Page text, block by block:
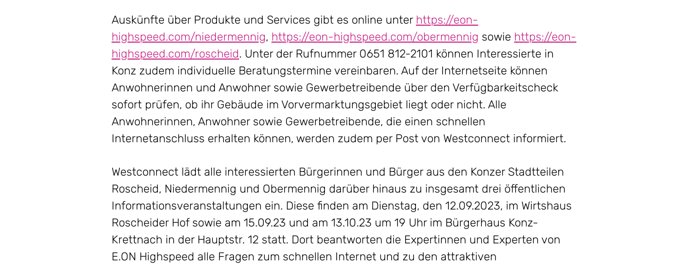
Auskünfte über Produkte und Services gibt es online unter https://eon-
highspeed.com/niedermennig, https://eon-highspeed.com/obermennig sowie https://eon-
highspeed.com/roscheid. Unter der Rufnummer 0651 812-2101 können Interessierte in
Konz zudem individuelle Beratungstermine vereinbaren. Auf der Internetseite können
Anwohnerinnen und Anwohner sowie Gewerbetreibende über den Verfügbarkeitscheck
sofort prüfen, ob ihr Gebäude im Vorvermarktungsgebiet liegt oder nicht. Alle
Anwohnerinnen, Anwohner sowie Gewerbetreibende, die einen schnellen
Internetanschluss erhalten können, werden zudem per Post von Westconnect informiert.
Westconnect lädt alle interessierten Bürgerinnen und Bürger aus den Konzer Stadtteilen
Roscheid, Niedermennig und Obermennig darüber hinaus zu insgesamt drei öffentlichen
Informationsveranstaltungen ein. Diese finden am Dienstag, den 12.09.2023, im Wirtshaus
Roscheider Hof sowie am 15.09.23 und am 13.10.23 um 19 Uhr im Bürgerhaus Konz-
Krettnach in der Hauptstr. 12 statt. Dort beantworten die Expertinnen und Experten von
E.ON Highspeed alle Fragen zum schnellen Internet und zu den attraktiven